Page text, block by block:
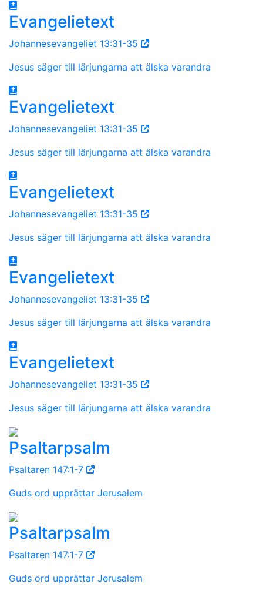
Evangelietext
Johannesevangeliet 13:31-35
Jesus säger till lärjungarna att älska varandra
Evangelietext
Johannesevangeliet 13:31-35
Jesus säger till lärjungarna att älska varandra
Evangelietext
Johannesevangeliet 13:31-35
Jesus säger till lärjungarna att älska varandra
Evangelietext
Johannesevangeliet 13:31-35
Jesus säger till lärjungarna att älska varandra
Evangelietext
Johannesevangeliet 13:31-35
Jesus säger till lärjungarna att älska varandra
Psaltarpsalm
Psaltaren 147:1-7
Guds ord upprättar Jerusalem
Psaltarpsalm
Psaltaren 147:1-7
Guds ord upprättar Jerusalem